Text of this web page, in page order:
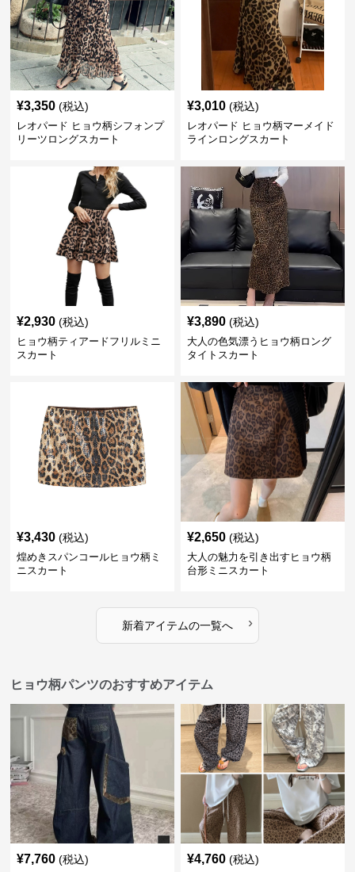
¥3,350 (税込)
レオパード ヒョウ柄シフォンプ
リーツロングスカート
¥3,010 (税込)
レオパード ヒョウ柄マーメイド
ラインロングスカート
¥2,930 (税込)
ヒョウ柄ティアードフリルミニ
スカート
¥3,890 (税込)
大人の色気漂うヒョウ柄ロング
タイトスカート
¥3,430 (税込)
煌めきスパンコールヒョウ柄ミ
ニスカート
¥2,650 (税込)
大人の魅力を引き出すヒョウ柄
台形ミニスカート
新着アイテムの一覧へ ›
ヒョウ柄パンツのおすすめアイテム
¥7,760 (税込) ¥4,760 (税込)